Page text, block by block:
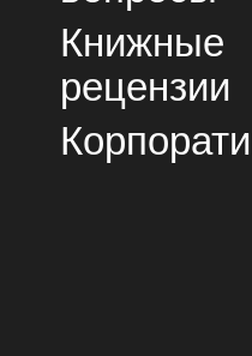
Книжные
рецензии